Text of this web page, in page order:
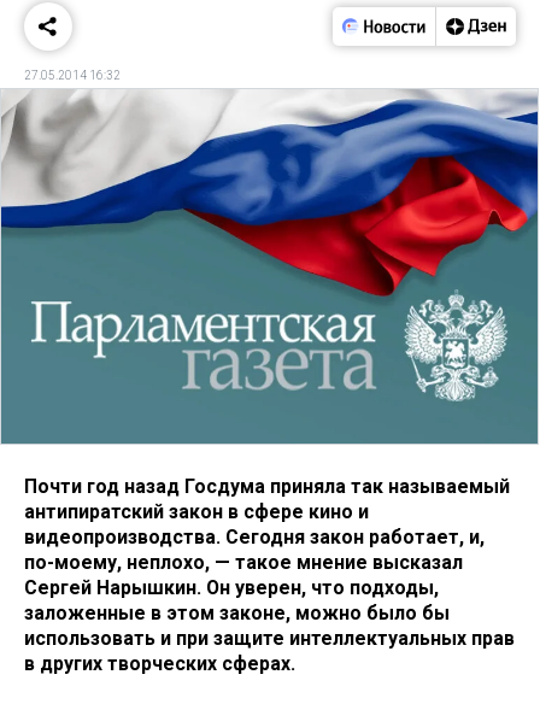
27.05.2014 16:32
Почти год назад Госдума приняла так называемый
антипиратский закон в сфере кино и
видеопроизводства. Сегодня закон работает, и,
по-моему, неплохо, — такое мнение высказал
Сергей Нарышкин. Он уверен, что подходы,
заложенные в этом законе, можно было бы
использовать и при защите интеллектуальных прав
в других творческих сферах.